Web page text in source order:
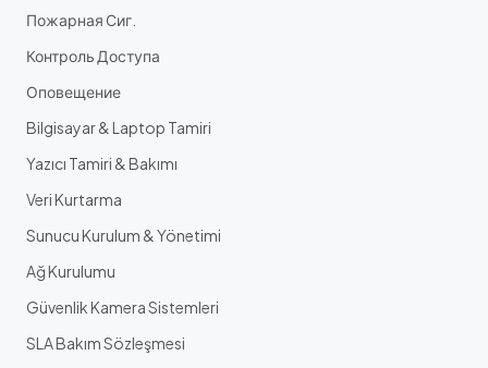
Пожарная Сиг.
Контроль Доступа
Оповещение
Bilgisayar & Laptop Tamiri
Yazıcı Tamiri & Bakımı
Veri Kurtarma
Sunucu Kurulum & Yönetimi
Ağ Kurulumu
Güvenlik Kamera Sistemleri
SLA Bakım Sözleşmesi